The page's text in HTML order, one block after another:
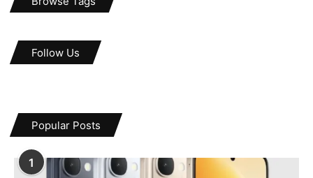
Follow Us
Popular Posts
1